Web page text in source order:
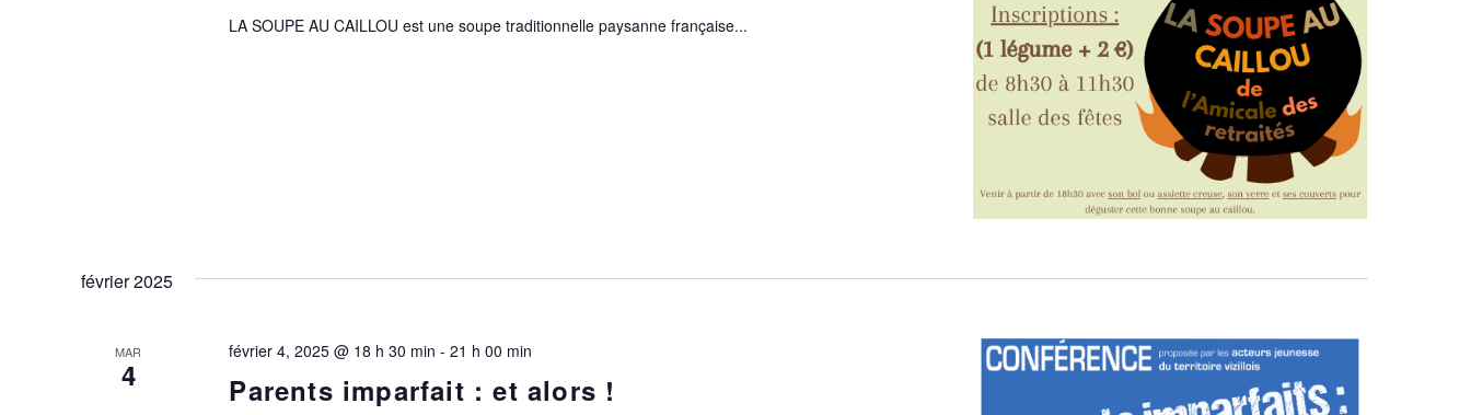
LA SOUPE AU CAILLOU est une soupe traditionnelle paysanne française...
février 2025
MAR
4 Parents imparfait : et alors !
février 4, 2025 @ 18 h 30 min -21 h 00 min